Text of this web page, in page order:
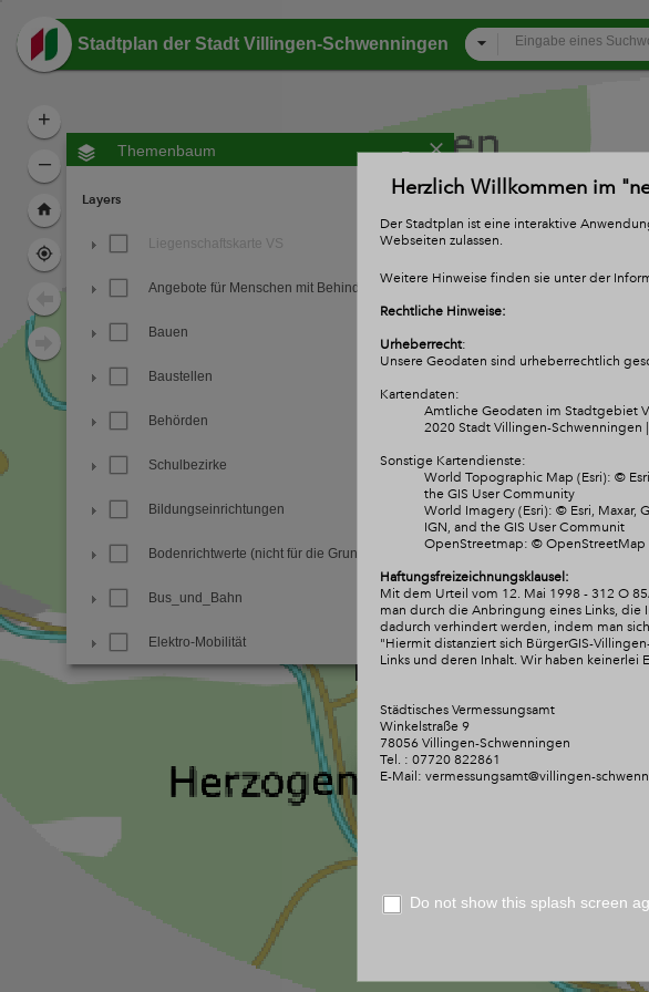
+
–
Stadtplan der Stadt Villingen-Schwenningen
Themenbaum -
Layers
Liegenschaftskarte VS
Angebote für Menschen mit Behinderung
Bauen
Baustellen
Behörden
Schulbezirke
Bildungseinrichtungen
Bodenrichtwerte (nicht für die Grundsteuer)
Bus_und_Bahn
Elektro-Mobilität
Familie_und_Soziales
Freizeit und Sport
Gewerbe und Industrie
Informationen zur Stadt
Herzlich Willkommen im
Der Stadtplan ist eine interaktive
Webseiten zulassen.
Weitere Hinweise finden sie unter der
Rechtliche Hinweise:
Urheberrecht:
Unsere Geodaten sind urheberrechtlich
Kartendaten:
Amtliche Geodaten im Stadtgebiet
2020 Stadt Villingen-Schwenningen
Sonstige Kartendienste:
World Topographic Map (Esri): ©
the GIS User Community
World Imagery (Esri): © Esri, Maxar,
IGN, and the GIS User Communit
OpenStreetmap: © OpenStreetMap
Haftungsfreizeichnungsklausel:
Mit dem Urteil vom 12. Mai 1998 - 312 O
man durch die Anbringung eines Links, die
dadurch verhindert werden, indem man
"Hiermit distanziert sich BürgerGIS-
Links und deren Inhalt. Wirhaben keinerlei
Städtisches Vermessungsamt
Winkelstraße 9
78056 Villingen-Schwenningen
Tel. : 07720 822861
E-Mail: vermessungsamt@villingen-
Do not show this splash screen